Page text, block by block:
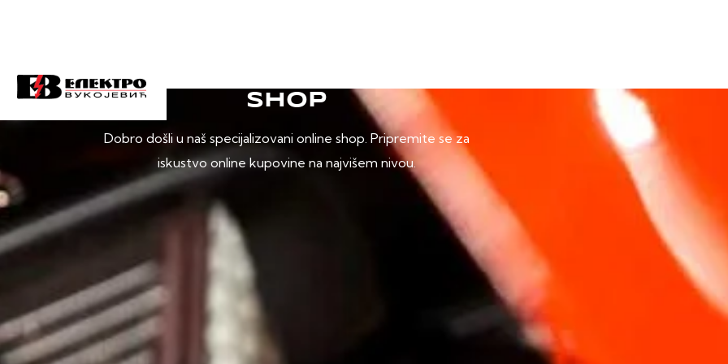
SHOP
Dobro došli u naš specijalizovani online shop. Pripremite se za
iskustvo online kupovine na najvišem nivou.